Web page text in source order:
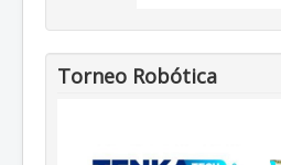
Torneo Robótica